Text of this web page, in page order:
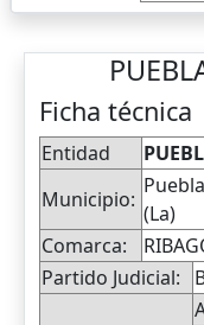
Ficha técnica
Entidad
Municipio:
(La)
Comarca:
Partido Judicial: